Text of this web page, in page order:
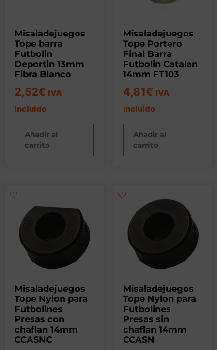
Misaladejuegos
Tope barra
Futbolin
Deportin 13mm
Fibra Blanco
2,52€ IVA
incluido
Añadir al
carrito
Misaladejuegos
Tope Portero
Final Barra
Futbolin Catalan
14mm FT103
4,81€ IVA
incluido
Añadir al
carrito
Misaladejuegos
Tope Nylon para
Futbolines
Presas con
chaflan 14mm
CCASNC
Misaladejuegos
Tope Nylon para
Futbolines
Presas sin
chaflan 14mm
CCASN